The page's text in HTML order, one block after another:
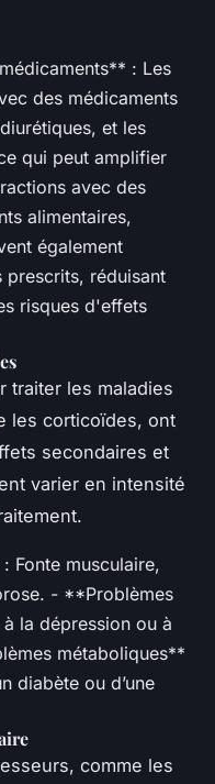
: Les
des médicaments
et les
qui peut amplifier
avec des
alimentaires,
également
prescrits, réduisant
risques d'effets
traiter les maladies
les corticoïdes, ont
secondaires et
varier en intensité
musculaire,
- **Problèmes
la dépression ou à
métaboliques**
diabète ou d’une
comme les